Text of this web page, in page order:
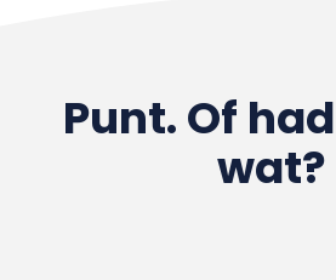
Punt. Of
wat?